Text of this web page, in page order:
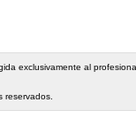
exclusivamente al
reservados.